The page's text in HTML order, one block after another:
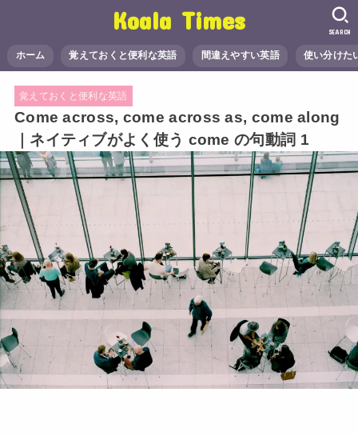
Koala Times
ホーム 覚えておくと便利な英語 間違えやすい英語 使い分けた
SEARCH
覚えておくと便利な英語
Come across, come across as, come along
｜ネイティブがよく使う come の句動詞 1